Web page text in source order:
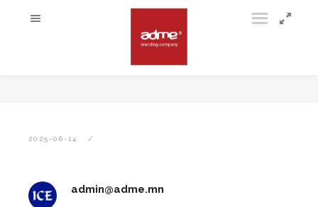
2025-06-14
admin@adme.mn